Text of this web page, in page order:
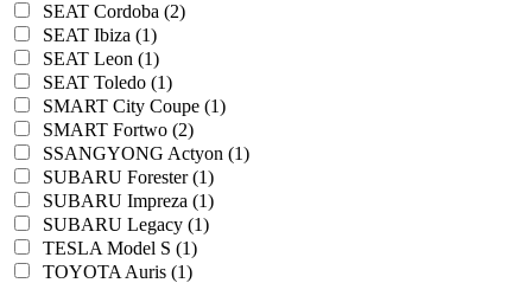
SEAT Cordoba (2)
SEAT Ibiza (1)
SEAT Leon (1)
SEAT Toledo (1)
SMART City Coupe (1)
SMART Fortwo (2)
SSANGYONG Actyon (1)
SUBARU Forester (1)
SUBARU Impreza (1)
SUBARU Legacy (1)
TESLA Model S (1)
TOYOTA Auris (1)